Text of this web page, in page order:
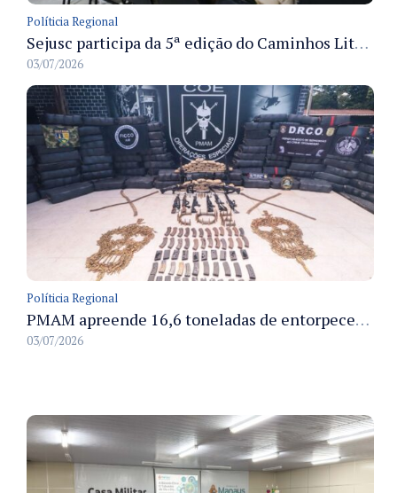
Políticia Regional
Sejusc participa da 5ª edição do Caminhos Literários com foco na cultura hip-hop nas unidades socioeducativas
03/07/2026
Políticia Regional
PMAM apreende 16,6 toneladas de entorpecentes e registra aumento nas prisões em flagrante e nas capturas de foragidos no primeiro semestre de 2026
03/07/2026